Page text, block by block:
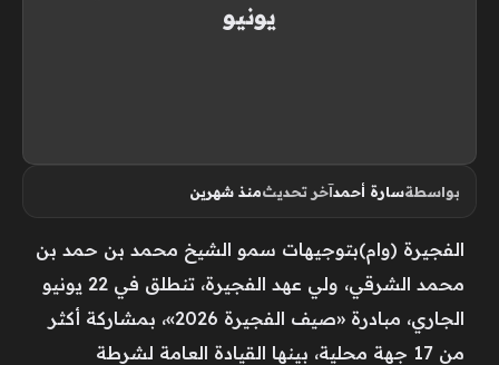
يونيو
بواسطةسارة أحمدآخر تحديثمنذ شهرين
الفجيرة (وام)بتوجيهات سمو الشيخ محمد بن حمد بن
محمد الشرقي، ولي عهد الفجيرة، تنطلق في 22 يونيو
الجاري، مبادرة «صيف الفجيرة 2026»، بمشاركة أكثر
من 17 جهة محلية، بينها القيادة العامة لشرطة